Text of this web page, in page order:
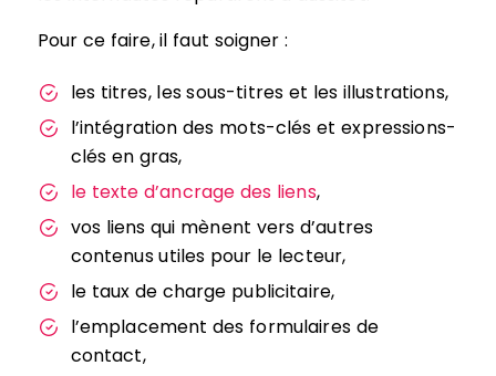
Pour ce faire, il faut soigner :
les titres, les sous-titres et les illustrations,
l’intégration des mots-clés et expressions-
clés en gras,
le texte d’ancrage des liens,
vos liens qui mènent vers d’autres
contenus utiles pour le lecteur,
le taux de charge publicitaire,
l’emplacement des formulaires de
contact,